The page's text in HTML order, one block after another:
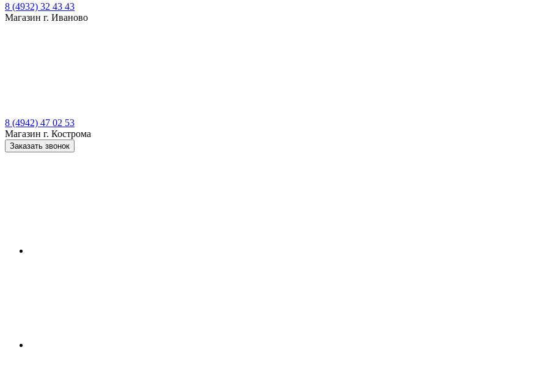
8 (4932) 32 43 43
Магазин г. Иваново
8 (4942) 47 02 53
Магазин г. Кострома
Заказать звонок